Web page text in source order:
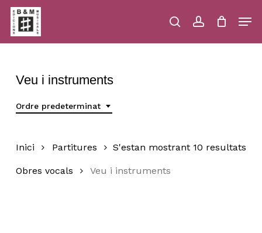
Skip
main
content
searchaccount
Close
Veu i instruments
Ordre predeterminat
S'estan mostrant 10 resultats
Inici Partitures
Obres vocals Veu i instruments
Menu